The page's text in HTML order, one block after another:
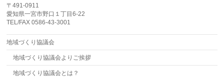
〒491-0911
愛知県一宮市野口１丁目6-22
TEL/FAX 0586-43-3001
地域づくり協議会
地域づくり協議会よりご挨拶
地域づくり協議会とは？